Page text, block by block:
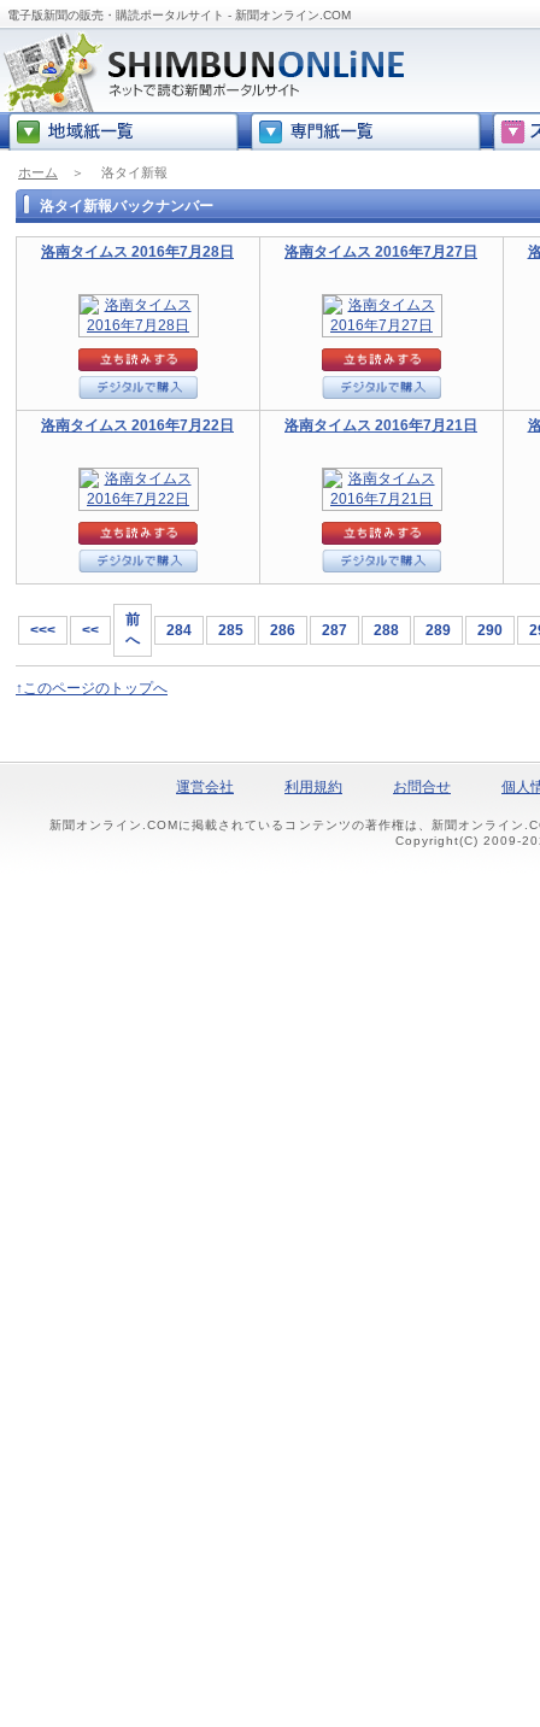
電子版新聞の販売・購読ポータルサイト - 新聞オンライン.COM
ホーム ＞ 洛タイ新報
洛タイ新報バックナンバー
洛南タイムス 2016年7月28日 洛南タイムス 2016年7月27日
洛南タイムス 2016年7月22日 洛南タイムス 2016年7月21日
<<< <<
前
へ
284 285 286 287 288 289 290
↑このページのトップへ
運営会社 利用規約 お問合せ 個人
新聞オンライン.COMに掲載されているコンテンツの著作権は、新聞オンライン
Copyright(C) 2009-